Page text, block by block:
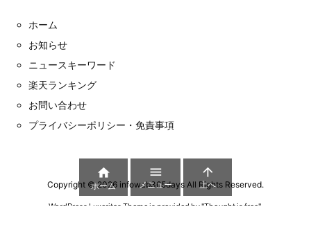
ホーム
お知らせ
ニュースキーワード
楽天ランキング
お問い合わせ
プライバシーポリシー・免責事項
Copyright ©2026 infowab365days All Rights Reserved.
WordPress Luxeritas Theme is provided by "Thought is free".

ホーム

メニュー

上へ